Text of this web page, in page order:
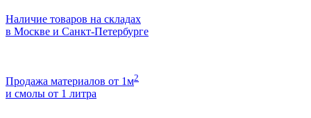
Наличие товаров на складах
в Москве и Санкт-Петербурге
Продажа материалов от 1м2
и смолы от 1 литра